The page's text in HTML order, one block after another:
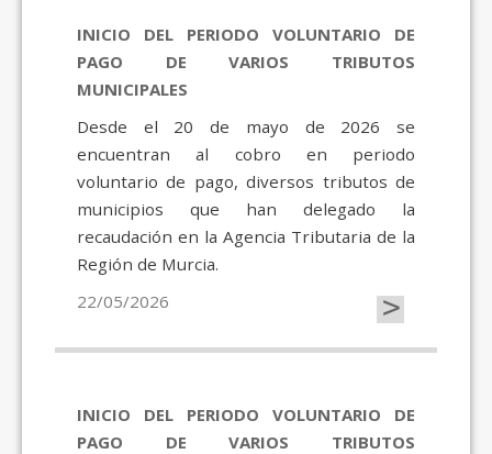
INICIO DEL PERIODO VOLUNTARIO DE
PAGO DE VARIOS TRIBUTOS
MUNICIPALES
Desde el 20 de mayo de 2026 se
encuentran al cobro en periodo
voluntario de pago, diversos tributos de
municipios que han delegado la
recaudación en la Agencia Tributaria de la
Región de Murcia.
22/05/2026
>
INICIO DEL PERIODO VOLUNTARIO DE
PAGO DE VARIOS TRIBUTOS